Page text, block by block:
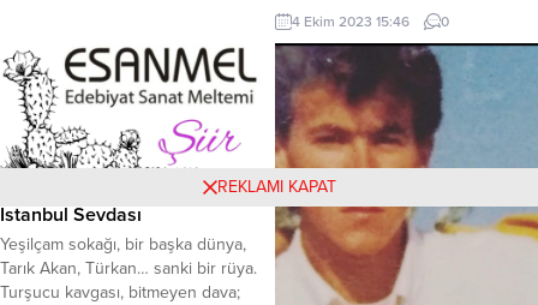
yapılsa gülmüyorDerin derin. ah
çekiyor belli seni özlüyorBir taş gibi
kaskatı kesilmiş bir haldeydi
Günlerdir aynı halde ne yiyor ne
içiyormuşNe o...
ve o kitaptan sadece bir duygu
kalırsa geriye, o günden de bana
sadece bir duygu kaldı. İçinde
Ankara olan şiirler, hikayeler,
romanlar beni hep etkilemiştir. Çok
uzun yıllardır Ankara’da...
4 Ekim 2023 15:46 0
İstanbul Sevdası
​Yeşilçam sokağı, bir başka dünya,
Tarık Akan, Türkan… sanki bir rüya.
Turşucu kavgası, bitmeyen dava;
REKLAMI KAPAT